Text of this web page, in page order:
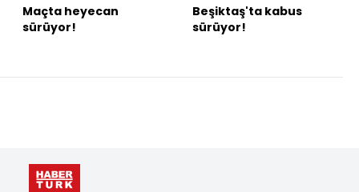
Maçta heyecan
sürüyor!
Beşiktaş'ta kabus
sürüyor!